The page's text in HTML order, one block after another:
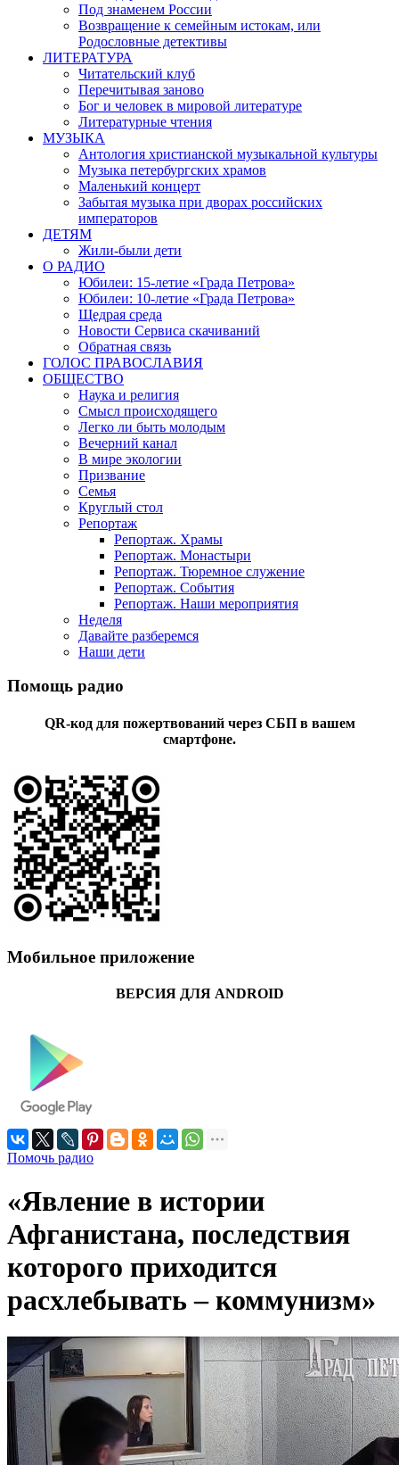
Под знаменем России
Возвращение к семейным истокам, или
Родословные детективы
ЛИТЕРАТУРА
Читательский клуб
Перечитывая заново
Бог и человек в мировой литературе
Литературные чтения
МУЗЫКА
Антология христианской музыкальной культуры
Музыка петербургских храмов
Маленький концерт
Забытая музыка при дворах российских
императоров
ДЕТЯМ
Жили-были дети
О РАДИО
Юбилеи: 15-летие «Града Петрова»
Юбилеи: 10-летие «Града Петрова»
Щедрая среда
Новости Сервиса скачиваний
Обратная связь
ГОЛОС ПРАВОСЛАВИЯ
ОБЩЕСТВО
Наука и религия
Смысл происходящего
Легко ли быть молодым
Вечерний канал
В мире экологии
Призвание
Семья
Круглый стол
Репортаж
Репортаж. Храмы
Репортаж. Монастыри
Репортаж. Тюремное служение
Репортаж. События
Репортаж. Наши мероприятия
Неделя
Давайте разберемся
Наши дети
Помощь радио
QR-код для пожертвований через СБП в вашем
смартфоне.
Мобильное приложение
ВЕРСИЯ ДЛЯ ANDROID
Помочь радио
«Явление в истории
Афганистана, последствия
которого приходится
расхлебывать – коммунизм»